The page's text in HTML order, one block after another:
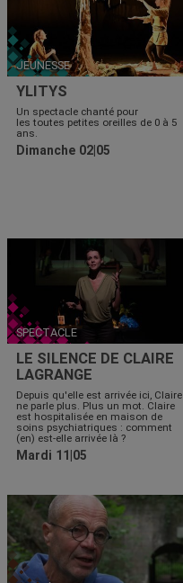
JEUNESSE
YLITYS
Un spectacle chanté pour
les toutes petites oreilles de 0 à 5
ans.
Dimanche 02|05
SPECTACLE
LE SILENCE DE CLAIRE
LAGRANGE
Depuis qu'elle est arrivée ici, Claire
ne parle plus. Plus un mot. Claire
est hospitalisée en maison de
soins psychiatriques : comment
(en) est-elle arrivée là ?
Mardi 11|05